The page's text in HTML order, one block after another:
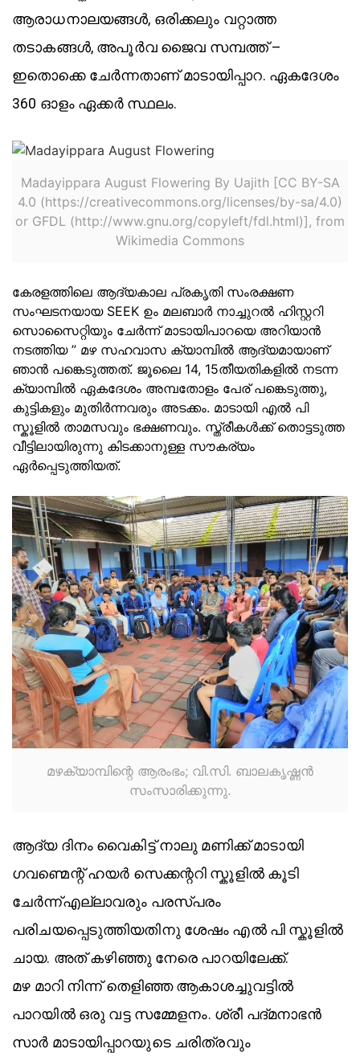
ആരാധനാലയങ്ങൾ, ഒരിക്കലും വറ്റാത്ത
തടാകങ്ങൾ, അപൂർവ ജൈവ സമ്പത്ത് –
ഇതൊക്കെ ചേർന്നതാണ് മാടായിപ്പാറ. ഏകദേശം
360 ഓളം ഏക്കർ സ്ഥലം.
Madayippara August Flowering By Uajith [CC BY-SA
4.0 (https://creativecommons.org/licenses/by-sa/4.0)
or GFDL (http://www.gnu.org/copyleft/fdl.html)], from
Wikimedia Commons
കേരളത്തിലെ ആദ്യകാല പ്രകൃതി സംരക്ഷണ
സംഘടനയായ SEEK ഉം മലബാർ നാച്ചുറൽ ഹിസ്റ്ററി
സൊസൈറ്റിയും ചേർന്ന് മാടായിപാറയെ അറിയാൻ
നടത്തിയ ” മഴ സഹവാസ ക്യാമ്പിൽ ആദ്യമായാണ്
ഞാൻ പങ്കെടുത്തത്. ജൂലൈ 14, 15തീയതികളിൽ നടന്ന
ക്യാമ്പിൽ ഏകദേശം അമ്പതോളം പേര് പങ്കെടുത്തു,
കുട്ടികളും മുതിർന്നവരും അടക്കം. മാടായി എൽ പി
സ്കൂളിൽ താമസവും ഭക്ഷണവും. സ്ത്രീകൾക്ക് തൊട്ടടുത്ത
വീട്ടിലായിരുന്നു കിടക്കാനുള്ള സൗകര്യം
ഏർപ്പെടുത്തിയത്.
മഴക്യാമ്പിന്റെ ആരംഭം; വി.സി. ബാലകൃഷ്ണന്‍
സംസാരിക്കുന്നു.
ആദ്യ ദിനം വൈകിട്ട് നാലു മണിക്ക് മാടായി
ഗവണ്മെന്റ് ഹയർ സെക്കന്ററി സ്കൂളിൽ കൂടി
ചേർന്ന്എല്ലാവരും പരസ്പരം
പരിചയപ്പെടുത്തിയതിനു ശേഷം എൽ പി സ്കൂളിൽ
ചായ. അത് കഴിഞ്ഞു നേരെ പാറയിലേക്ക്.
മഴ മാറി നിന്ന് തെളിഞ്ഞ ആകാശച്ചുവട്ടിൽ
പാറയിൽ ഒരു വട്ട സമ്മേളനം. ശ്രീ പദ്മനാഭൻ
സാർ മാടായിപ്പാറയുടെ ചരിത്രവും